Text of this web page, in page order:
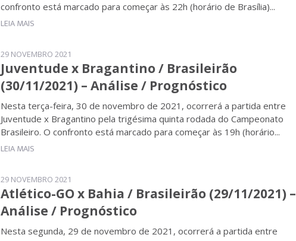
confronto está marcado para começar às 22h (horário de Brasília)...
LEIA MAIS
29 NOVEMBRO 2021
Juventude x Bragantino / Brasileirão
(30/11/2021) – Análise / Prognóstico
Nesta terça-feira, 30 de novembro de 2021, ocorrerá a partida entre
Juventude x Bragantino pela trigésima quinta rodada do Campeonato
Brasileiro. O confronto está marcado para começar às 19h (horário...
LEIA MAIS
29 NOVEMBRO 2021
Atlético-GO x Bahia / Brasileirão (29/11/2021) –
Análise / Prognóstico
Nesta segunda, 29 de novembro de 2021, ocorrerá a partida entre